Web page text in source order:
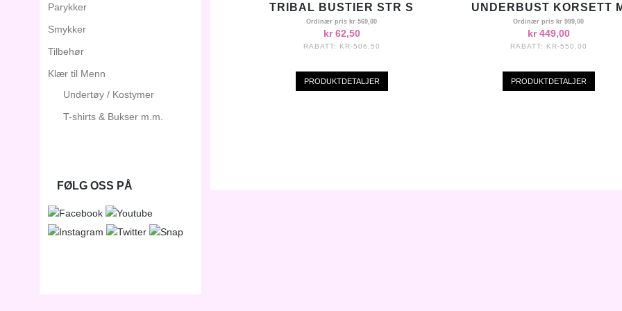
TRIBAL BUSTIER STR S
Ordinær pris kr 569,00
kr 62,50
RABATT: KR-506,50
PRODUKTDETALJER
UNDERBUST KORSETT
Ordinær pris kr 999,00
kr 449,00
RABATT: KR-550,00
PRODUKTDETALJER
Parykker
Smykker
Tilbehør
Klær til Menn
Undertøy / Kostymer
T-shirts & Bukser m.m.
FØLG OSS PÅ